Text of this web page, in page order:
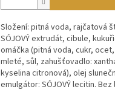
Složení: pitná voda, rajčatová
SÓJOVÝ extrudát, cibule,
omáčka (pitná voda, cukr,
mleté, sůl, zahušťovadlo:
kyselina citronová), olej
emulgátor: SÓJOVÝ lecitin. Bez